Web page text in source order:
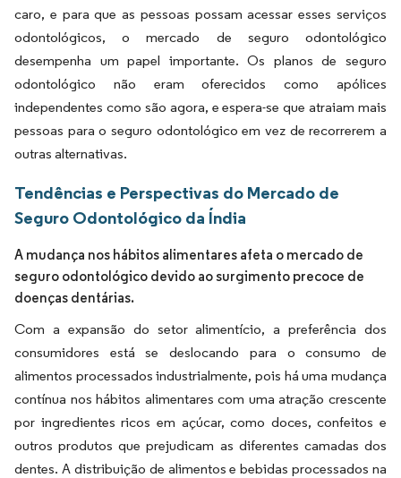
caro, e para que as pessoas possam acessar esses serviços
odontológicos, o mercado de seguro odontológico
desempenha um papel importante. Os planos de seguro
odontológico não eram oferecidos como apólices
independentes como são agora, e espera-se que atraiam mais
pessoas para o seguro odontológico em vez de recorrerem a
outras alternativas.
Tendências e Perspectivas do Mercado de
Seguro Odontológico da Índia
A mudança nos hábitos alimentares afeta o mercado de
seguro odontológico devido ao surgimento precoce de
doenças dentárias.
Com a expansão do setor alimentício, a preferência dos
consumidores está se deslocando para o consumo de
alimentos processados industrialmente, pois há uma mudança
contínua nos hábitos alimentares com uma atração crescente
por ingredientes ricos em açúcar, como doces, confeitos e
outros produtos que prejudicam as diferentes camadas dos
dentes. A distribuição de alimentos e bebidas processados na